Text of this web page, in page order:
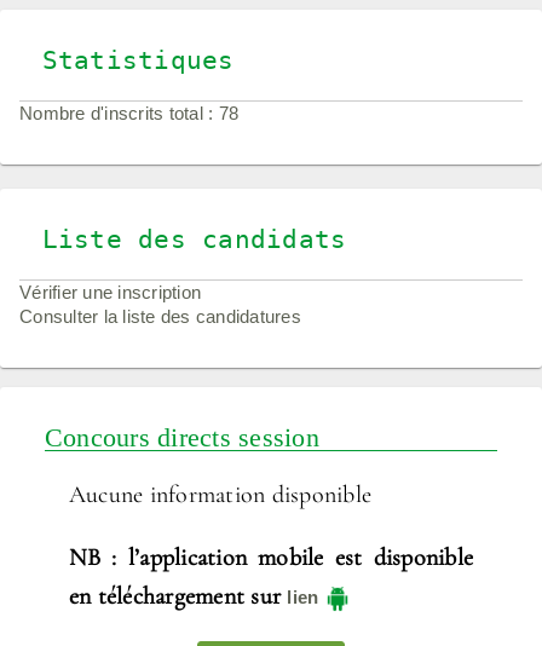
Statistiques
Nombre d'inscrits total : 78
Liste des candidats
Vérifier une inscription
Consulter la liste des candidatures
Concours directs session
Aucune information disponible
NB : l’application mobile est disponible
en téléchargement sur
lien